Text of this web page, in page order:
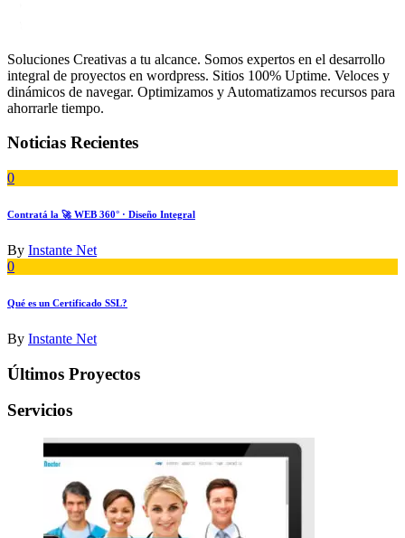
Soluciones Creativas a tu alcance. Somos expertos en el desarrollo
integral de proyectos en wordpress. Sitios 100% Uptime. Veloces y
dinámicos de navegar. Optimizamos y Automatizamos recursos para
ahorrarle tiempo.
Noticias Recientes
0
Contratá la 🚀 WEB 360° · Diseño Integral
By Instante Net
0
Qué es un Certificado SSL?
By Instante Net
Últimos Proyectos
Servicios